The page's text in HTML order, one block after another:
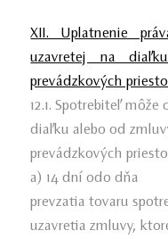
XII. Uplatnenie
uzavretej na
prevádzkových
12.1. Spotrebiteľ
diaľku alebo od
prevádzkových
a) 14 dní odo dňa
prevzatia tovaru
uzavretia zmluvy,